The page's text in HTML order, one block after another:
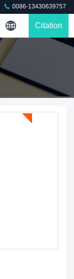
0086-13430639757
Citation